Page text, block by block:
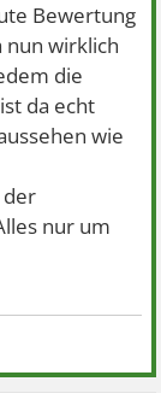
Bewertung
nun wirklich
die
da echt
wie
der
nur um